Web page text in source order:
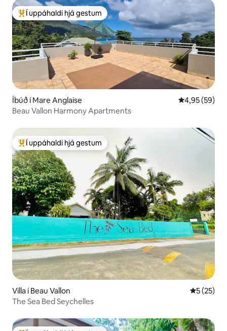
Í mestu uppáhaldi hjá gestum
Í uppáhaldi hjá gestum
Íbúð í Mare Anglaise 4,95 af 5 í
4,95 (59)
Beau Vallon Harmony Apartments
Í mestu uppáhaldi hjá gestum
Í uppáhaldi hjá gestum
Villa í Beau Vallon 5 af 5 í
5 (25)
The Sea Bed Seychelles